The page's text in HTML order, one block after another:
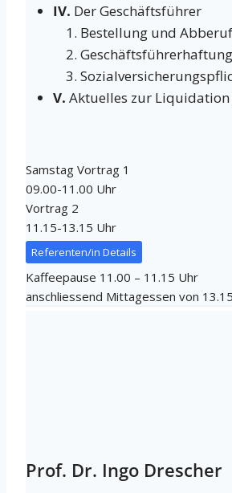
IV. Der Geschäftsführer
Bestellung und
Geschäftsführerhaftung
V. Aktuelles zur Liquidation
Samstag Vortrag 1
09.00-11.00 Uhr
Vortrag 2
11.15-13.15 Uhr
Referenten/in Details
Kaffeepause 11.00 – 11.15 Uhr
anschliessend Mittagessen von
Prof. Dr. Ingo Drescher